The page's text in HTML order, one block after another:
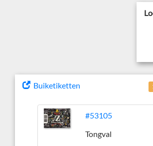
Buiketiketten
#53105
Tongval